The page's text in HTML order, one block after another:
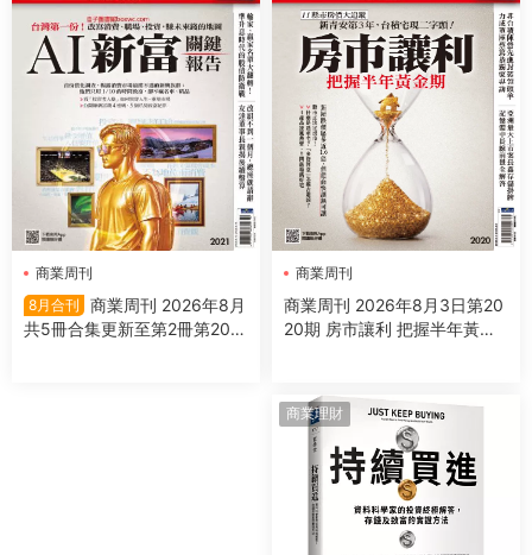
商業周刊
8月合刊
商業周刊 2026年8月
共5冊合集更新至第2冊第2021
商業周刊
商業周刊 2026年8月3日第20
20期 房市讓利 把握半年黃金
商業理財